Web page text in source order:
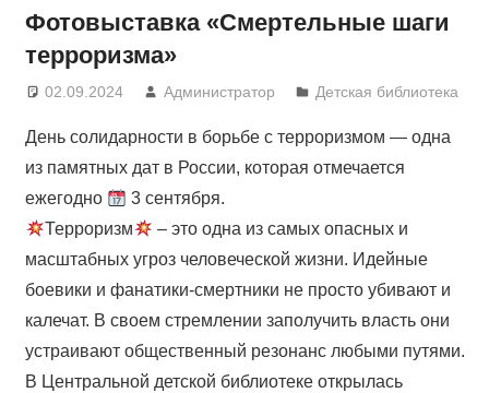
Фотовыставка «Смертельные шаги
терроризма»
02.09.2024 Администратор Детская библиотека
День солидарности в борьбе с терроризмом — одна
из памятных дат в России, которая отмечается
ежегодно
3 сентября.
Терроризм
– это одна из самых опасных и
масштабных угроз человеческой жизни. Идейные
боевики и фанатики-смертники не просто убивают и
калечат. В своем стремлении заполучить власть они
устраивают общественный резонанс любыми путями.
В Центральной детской библиотеке открылась